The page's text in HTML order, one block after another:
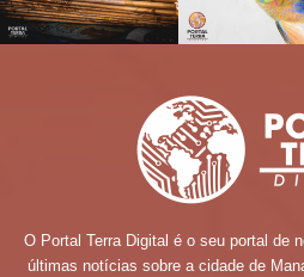
O Portal Terra Digital é o seu portal de
últimas notícias sobre a cidade de